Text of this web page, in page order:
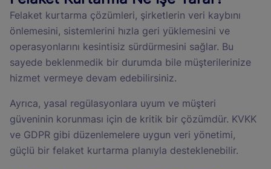
Felaket kurtarma çözümleri, şirketlerin veri kaybını
önlemesini, sistemlerini hızla geri yüklemesini ve
operasyonlarını kesintisiz sürdürmesini sağlar. Bu
sayede beklenmedik bir durumda bile müşterilerinize
hizmet vermeye devam edebilirsiniz.
Ayrıca, yasal regülasyonlara uyum ve müşteri
güveninin korunması için de kritik bir çözümdür. KVKK
ve GDPR gibi düzenlemelere uygun veri yönetimi,
güçlü bir felaket kurtarma planıyla desteklenebilir.